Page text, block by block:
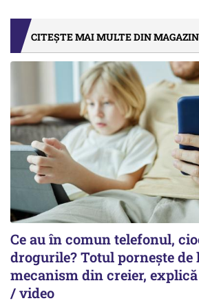
CITEȘTE MAI MULTE DIN MAGAZIN
Ce au în comun telefonul,
drogurile? Totul pornește
mecanism din creier,
/ video